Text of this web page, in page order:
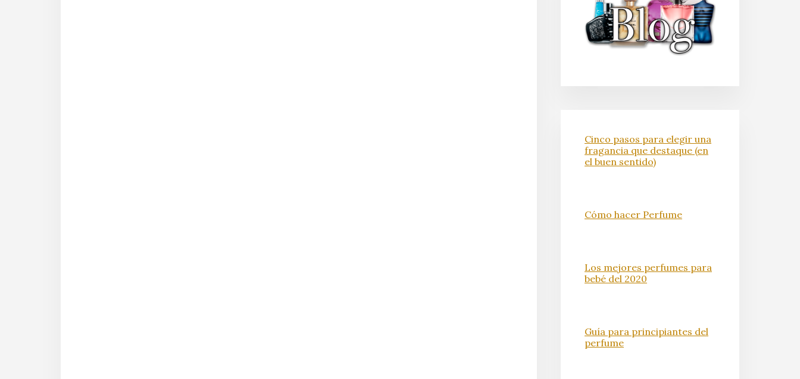
Cinco pasos para elegir una
fragancia que destaque (en
el buen sentido)
Cómo hacer Perfume
Los mejores perfumes para
bebé del 2020
Guía para principiantes del
perfume